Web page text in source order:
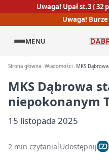
Uwaga! Upał st.3 (
Uwaga!
MENU
Strona główna Wiadomości MKS
MKS Dąbrowa
niepokonanym
15 listopada 2025
2 min czytania Udostępnij